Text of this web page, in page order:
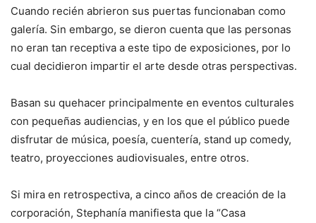
Cuando recién abrieron sus puertas funcionaban como
galería. Sin embargo, se dieron cuenta que las personas
no eran tan receptiva a este tipo de exposiciones, por lo
cual decidieron impartir el arte desde otras perspectivas.
Basan su quehacer principalmente en eventos culturales
con pequeñas audiencias, y en los que el público puede
disfrutar de música, poesía, cuentería, stand up comedy,
teatro, proyecciones audiovisuales, entre otros.
Si mira en retrospectiva, a cinco años de creación de la
corporación, Stephanía manifiesta que la “Casa